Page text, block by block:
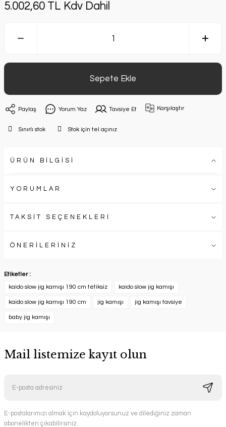
5.002,60 TL Kdv Dahil
Sepete Ekle
Paylaş Yorum Yaz Tavsiye Et Karşılaştır
Sınırlı stok Stok için tel açınız
ÜRÜN BİLGİSİ
YORUMLAR
TAKSİT SEÇENEKLERİ
ÖNERİLERİNİZ
Etiketler :
kaido slow jig kamışı 190 cm tetiksiz
kaido slow jig kamışı
kaido slow jig kamışı 190 cm jig kamışı jig kamışı tavsiye
baby jig kamışı
Mail listemize kayıt olun
E-postalarımızı almak için kaydoluyorsunuz ve dilediğiniz zaman
abonelikten çıkabilirsiniz.